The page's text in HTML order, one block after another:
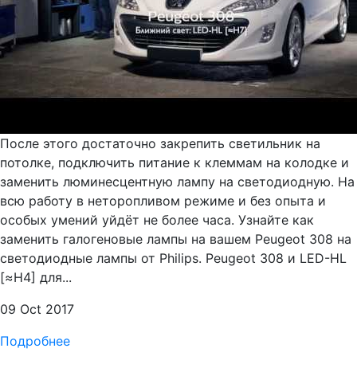
После этого достаточно закрепить светильник на
потолке, подключить питание к клеммам на колодке и
заменить люминесцентную лампу на светодиодную. На
всю работу в неторопливом режиме и без опыта и
особых умений уйдёт не более часа. Узнайте как
заменить галогеновые лампы на вашем Peugeot 308 на
светодиодные лампы от Philips. Peugeot 308 и LED-HL
[≈H4] для...
09 Oct 2017
Подробнее